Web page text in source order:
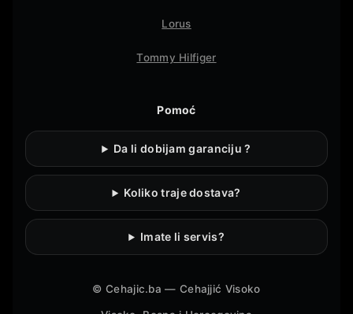
Lorus
Tommy Hilfiger
Pomoć
Da li dobijam garanciju ?
Koliko traje dostava?
Imate li servis?
©Cehajic.ba — Cehajjić Visoko